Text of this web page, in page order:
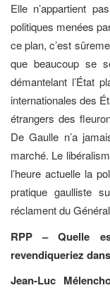
Elle n’appartient
politiques menées
ce plan, c’est
que beaucoup se
démantelant l’État
internationales des
étrangers des
De Gaulle n’a
marché. Le
l’heure actuelle la
pratique gaulliste
réclament du
RPP – Quelle
revendiqueriez
Jean-Luc